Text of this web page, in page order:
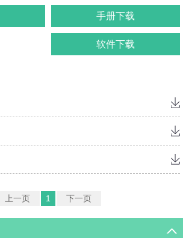
手册下载
软件下载
上一页 1 下一页